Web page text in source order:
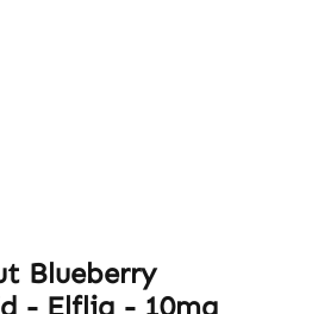
Blueberry
- Elfliq - 10mg